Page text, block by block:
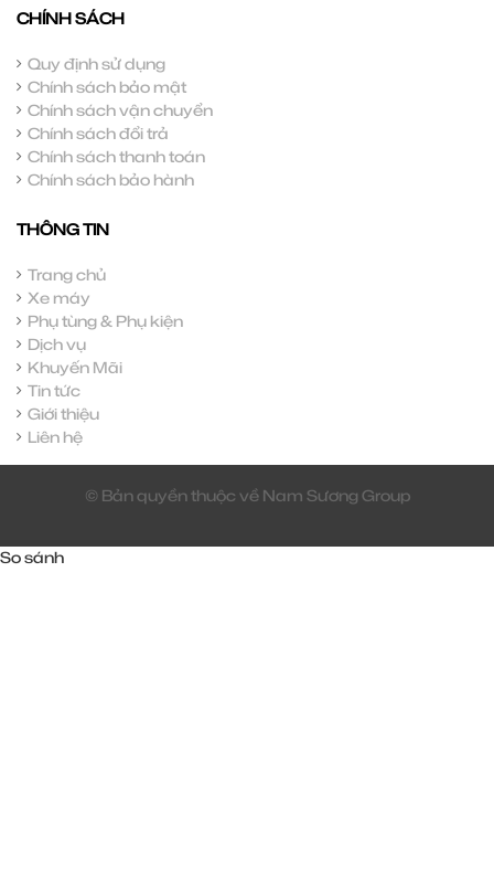
CHÍNH SÁCH
Quy định sử dụng
Chính sách bảo mật
Chính sách vận chuyển
Chính sách đổi trả
Chính sách thanh toán
Chính sách bảo hành
THÔNG TIN
Trang chủ
Xe máy
Phụ tùng & Phụ kiện
Dịch vụ
Khuyến Mãi
Tin tức
Giới thiệu
Liên hệ
© Bản quyền thuộc về Nam Sương Group
So sánh